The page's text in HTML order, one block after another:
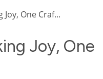
One Craf...
Joy, One